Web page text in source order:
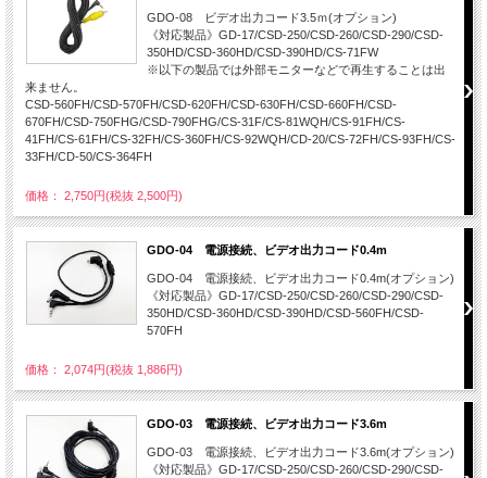
GDO-08 ビデオ出力コード3.5ｍ(オプション)
《対応製品》GD-17/CSD-250/CSD-260/CSD-290/CSD-
350HD/CSD-360HD/CSD-390HD/CS-71FW
※以下の製品では外部モニターなどで再生することは出
来ません。
CSD-560FH/CSD-570FH/CSD-620FH/CSD-630FH/CSD-660FH/CSD-
670FH/CSD-750FHG/CSD-790FHG/CS-31F/CS-81WQH/CS-91FH/CS-
41FH/CS-61FH/CS-32FH/CS-360FH/CS-92WQH/CD-20/CS-72FH/CS-93FH/CS-
33FH/CD-50/CS-364FH
価格： 2,750円(税抜 2,500円)
GDO-04 電源接続、ビデオ出力コード0.4m
GDO-04 電源接続、ビデオ出力コード0.4m(オプション)
《対応製品》GD-17/CSD-250/CSD-260/CSD-290/CSD-
350HD/CSD-360HD/CSD-390HD/CSD-560FH/CSD-
570FH
価格： 2,074円(税抜 1,886円)
GDO-03 電源接続、ビデオ出力コード3.6m
GDO-03 電源接続、ビデオ出力コード3.6m(オプション)
《対応製品》GD-17/CSD-250/CSD-260/CSD-290/CSD-